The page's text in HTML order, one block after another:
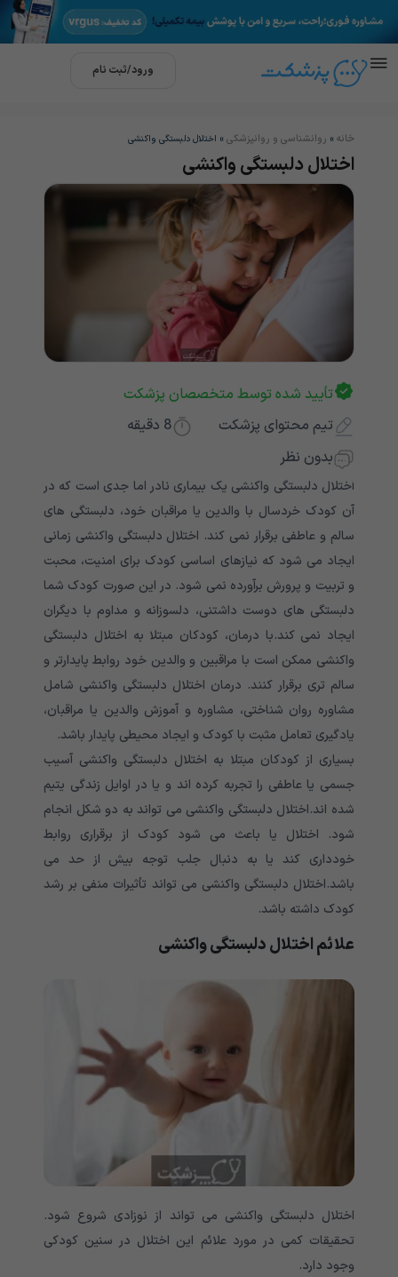
ورود/ثبت نام
خانه » روانشناسی و روانپزشکی » اختلال دلبستگی واکنشی
اختلال دلبستگی واکنشی
تأیید شده توسط متخصصان پزشکت
تیم محتوای پزشکت
8 دقیقه
بدون نظر
اختلال دلبستگی واکنشی یک بیماری نادر اما جدی است که در
آن کودک خردسال با والدین یا مراقبان خود، دلبستگی های
سالم و عاطفی برقرار نمی کند. اختلال دلبستگی واکنشی زمانی
ایجاد می شود که نیازهای اساسی کودک برای امنیت، محبت
و تربیت و پرورش برآورده نمی شود. در این صورت کودک شما
دلبستگی های دوست داشتنی، دلسوزانه و مداوم با دیگران
ایجاد نمی کند.با درمان، کودکان مبتلا به اختلال دلبستگی
واکنشی ممکن است با مراقبین و والدین خود روابط پایدارتر و
سالم تری برقرار کنند. درمان اختلال دلبستگی واکنشی شامل
مشاوره روان شناختی، مشاوره و آموزش والدین یا مراقبان،
یادگیری تعامل مثبت با کودک و ایجاد محیطی پایدار باشد.
بسیاری از کودکان مبتلا به اختلال دلبستگی واکنشی آسیب
جسمی یا عاطفی را تجربه کرده اند و یا در اوایل زندگی یتیم
شده اند.اختلال دلبستگی واکنشی می تواند به دو شکل انجام
شود. اختلال یا باعث می شود کودک از برقراری روابط
خودداری کند یا به دنبال جلب توجه بیش از حد می
باشد.اختلال دلبستگی واکنشی می تواند تأثیرات منفی بر رشد
کودک داشته باشد.
علائم اختلال دلبستگی واکنشی
اختلال دلبستگی واکنشی می تواند از نوزادی شروع شود.
تحقیقات کمی در مورد علائم این اختلال در سنین کودکی
وجود دارد.